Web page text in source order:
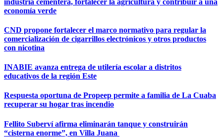
economía verde
CND propone fortalecer el marco normativo para regular la
comercialización de cigarrillos electrónicos y otros productos
con nicotina
INABIE avanza entrega de utilería escolar a distritos
educativos de la región Este
Respuesta oportuna de Propeep permite a familia de La Cuaba
recuperar su hogar tras incendio
Fellito Suberví afirma eliminarán tanque y construirán
“cisterna enorme”, en Villa Juana